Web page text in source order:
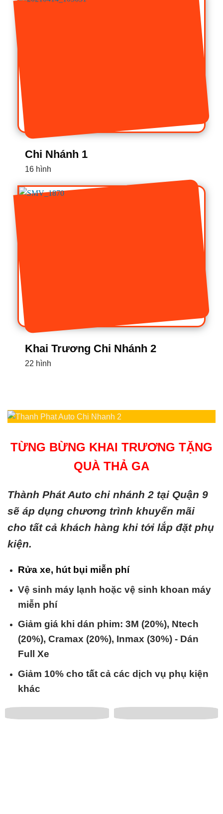
Chi Nhánh 1
16 hình
Khai Trương Chi Nhánh 2
22 hình
TỪNG BỪNG KHAI TRƯƠNG TẶNG
QUÀ THẢ GA
Thành Phát Auto chi nhánh 2 tại Quận 9
sẽ áp dụng chương trình khuyến mãi
cho tất cả khách hàng khi tới lắp đặt phụ
kiện.
Rửa xe, hút bụi miễn phí
Vệ sinh máy lạnh hoặc vệ sinh khoan máy
miễn phí
Giảm giá khi dán phim: 3M (20%), Ntech
(20%), Cramax (20%), Inmax (30%) - Dán
Full Xe
Giảm 10% cho tất cả các dịch vụ phụ kiện
khác